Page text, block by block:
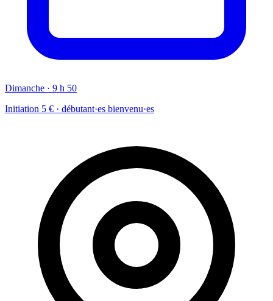
Dimanche · 9 h 50
Initiation 5 € · débutant·es bienvenu·es